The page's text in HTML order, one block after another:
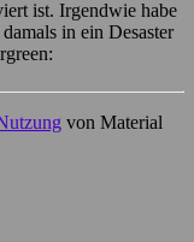
ist. Irgendwie habe
in ein Desaster
von Material